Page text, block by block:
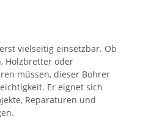
vielseitig einsetzbar. Ob
Holzbretter oder
müssen, dieser Bohrer
Er eignet sich
Reparaturen und